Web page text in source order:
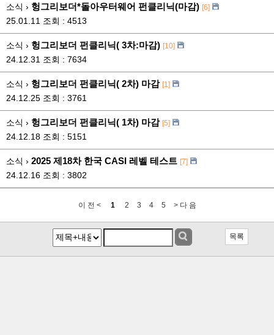
소식 › 헝그리보더*돌아우터웨어 펀클리닉(마감) [6]
25.01.11 조회 : 4513
소식 › 헝그리보더 펀클리닉( 3차:마감) [10]
24.12.31 조회 : 7634
소식 › 헝그리보더 펀클리닉( 2차) 마감 [1]
24.12.25 조회 : 3761
소식 › 헝그리보더 펀클리닉( 1차) 마감 [5]
24.12.18 조회 : 5151
소식 › 2025 제18차 한국 CASI 레벨 테스트 [7]
24.12.16 조회 : 3802
이 전 < 1 2 3 4 5 > 다 음
목록